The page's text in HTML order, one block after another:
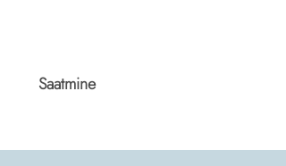
Saatmine